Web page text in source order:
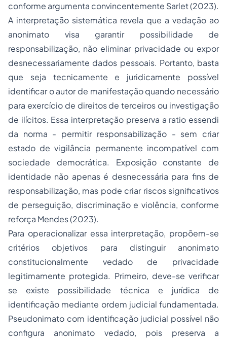
conforme argumenta convincentemente Sarlet (2023).
A interpretação sistemática revela que a vedação ao
anonimato visa garantir possibilidade de
responsabilização, não eliminar privacidade ou expor
desnecessariamente dados pessoais. Portanto, basta
que seja tecnicamente e juridicamente possível
identificar o autor de manifestação quando necessário
para exercício de direitos de terceiros ou investigação
de ilícitos. Essa interpretação preserva a ratio essendi
da norma - permitir responsabilização - sem criar
estado de vigilância permanente incompatível com
sociedade democrática. Exposição constante de
identidade não apenas é desnecessária para fins de
responsabilização, mas pode criar riscos significativos
de perseguição, discriminação e violência, conforme
reforça Mendes (2023).
Para operacionalizar essa interpretação, propõem-se
critérios objetivos para distinguir anonimato
constitucionalmente vedado de privacidade
legitimamente protegida. Primeiro, deve-se verificar
se existe possibilidade técnica e jurídica de
identificação mediante ordem judicial fundamentada.
Pseudonimato com identificação judicial possível não
configura anonimato vedado, pois preserva a